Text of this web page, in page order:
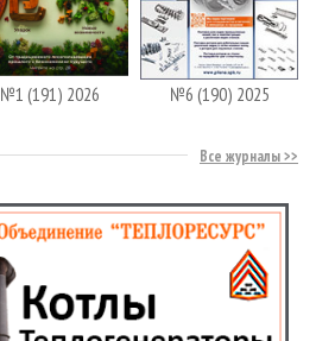
№1 (191) 2026 №6 (190) 2025
Все журналы